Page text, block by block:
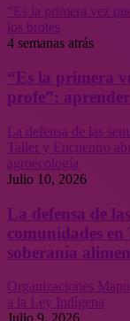
“Es la primera vez
los brotes
4 semanas atrás
“Es la primera
profe”:
La defensa de las
Taller y Encuentro
agroecología
Julio 10, 2026
La defensa de
comunidades
soberanía
Organizaciones
a la Ley Indígena